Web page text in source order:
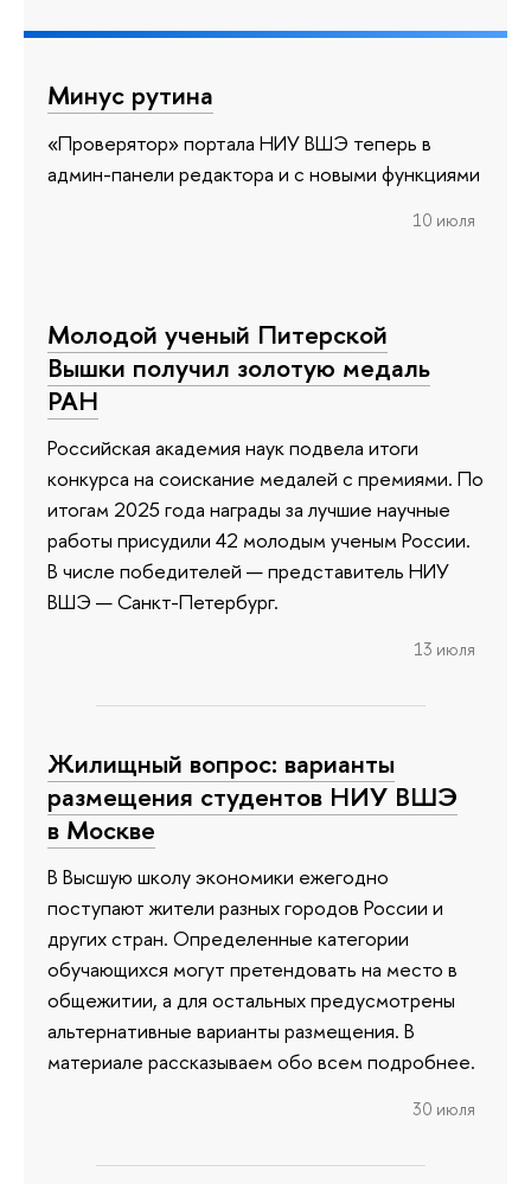
Минус рутина
«Проверятор» портала НИУ ВШЭ теперь в
админ-панели редактора и с новыми функциями
10 июля
Молодой ученый Питерской
Вышки получил золотую медаль
РАН
Российская академия наук подвела итоги
конкурса на соискание медалей с премиями. По
итогам 2025 года награды за лучшие научные
работы присудили 42 молодым ученым России.
В числе победителей — представитель НИУ
ВШЭ — Санкт-Петербург.
13 июля
Жилищный вопрос: варианты
размещения студентов НИУ ВШЭ
в Москве
В Высшую школу экономики ежегодно
поступают жители разных городов России и
других стран. Определенные категории
обучающихся могут претендовать на место в
общежитии, а для остальных предусмотрены
альтернативные варианты размещения. В
материале рассказываем обо всем подробнее.
30 июля